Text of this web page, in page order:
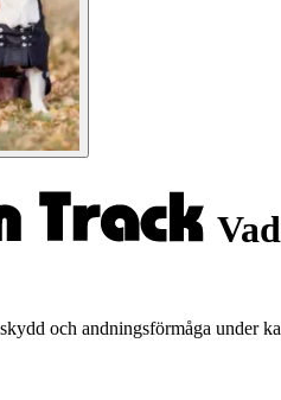
och andningsförmåga under